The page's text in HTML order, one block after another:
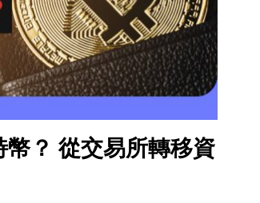
？ 從交易所轉移資